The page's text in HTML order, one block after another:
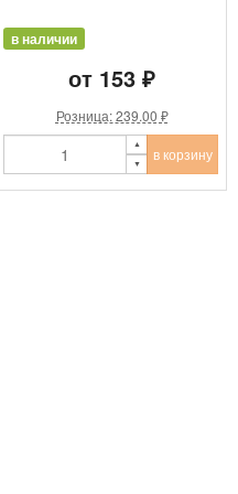
в наличии
от 153 ₽
Розница: 239.00 ₽
в корзину